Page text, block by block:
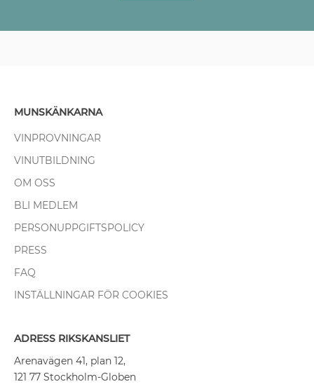
MUNSKÄNKARNA
VINPROVNINGAR
VINUTBILDNING
OM OSS
BLI MEDLEM
PERSONUPPGIFTSPOLICY
PRESS
FAQ
INSTÄLLNINGAR FÖR COOKIES
ADRESS RIKSKANSLIET
Arenavägen 41, plan 12,
121 77 Stockholm-Globen